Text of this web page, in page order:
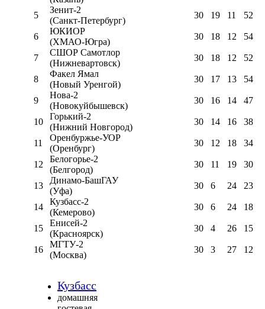
5
Зенит-2
(Санкт-Петербург)
30 19 11 52
6
ЮКИОР
(ХМАО-Югра)
30 18 12 54
7
СШОР Самотлор
(Нижневартовск)
30 18 12 52
8
Факел Ямал
(Новый Уренгой)
30 17 13 54
9
Нова-2
(Новокуйбышевск)
30 16 14 47
10
Горький-2
(Нижний Новгород)
30 14 16 38
11
Оренбуржье-УОР
(Оренбург)
30 12 18 34
12
Белогорье-2
(Белгород)
30 11 19 30
13
Динамо-БашГАУ
(Уфа)
30 6 24 23
14
Кузбасс-2
(Кемерово)
30 6 24 18
15
Енисей-2
(Красноярск)
30 4 26 15
16
МГТУ-2
(Москва)
30 3 27 12
Кузбасс
домашняя